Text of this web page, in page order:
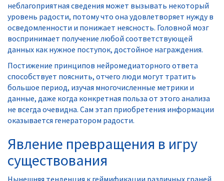
неблагоприятная сведения может вызывать некоторый
уровень радости, потому что она удовлетворяет нужду в
осведомленности и понижает неясность. Головной мозг
воспринимает получение любой соответствующей
данных как нужное поступок, достойное награждения.
Постижение принципов нейромедиаторного ответа
способствует пояснить, отчего люди могут тратить
большое период, изучая многочисленные метрики и
данные, даже когда конкретная польза от этого анализа
не всегда очевидна. Сам этап приобретения информации
оказывается генератором радости.
Явление превращения в игру
существования
Нынешняя тенденция к геймификации различных граней